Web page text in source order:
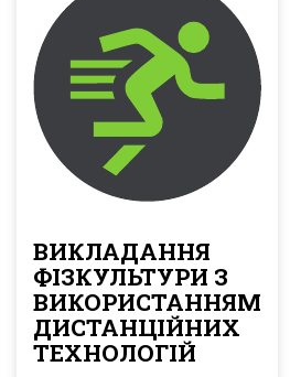
ВИКЛАДАННЯ
ФІЗКУЛЬТУРИ З
ВИКОРИСТАННЯМ
ДИСТАНЦІЙНИХ
ТЕХНОЛОГІЙ